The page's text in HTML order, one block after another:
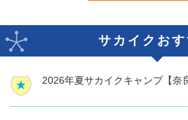
サカイクおす
2026年夏サカイクキャンプ【奈